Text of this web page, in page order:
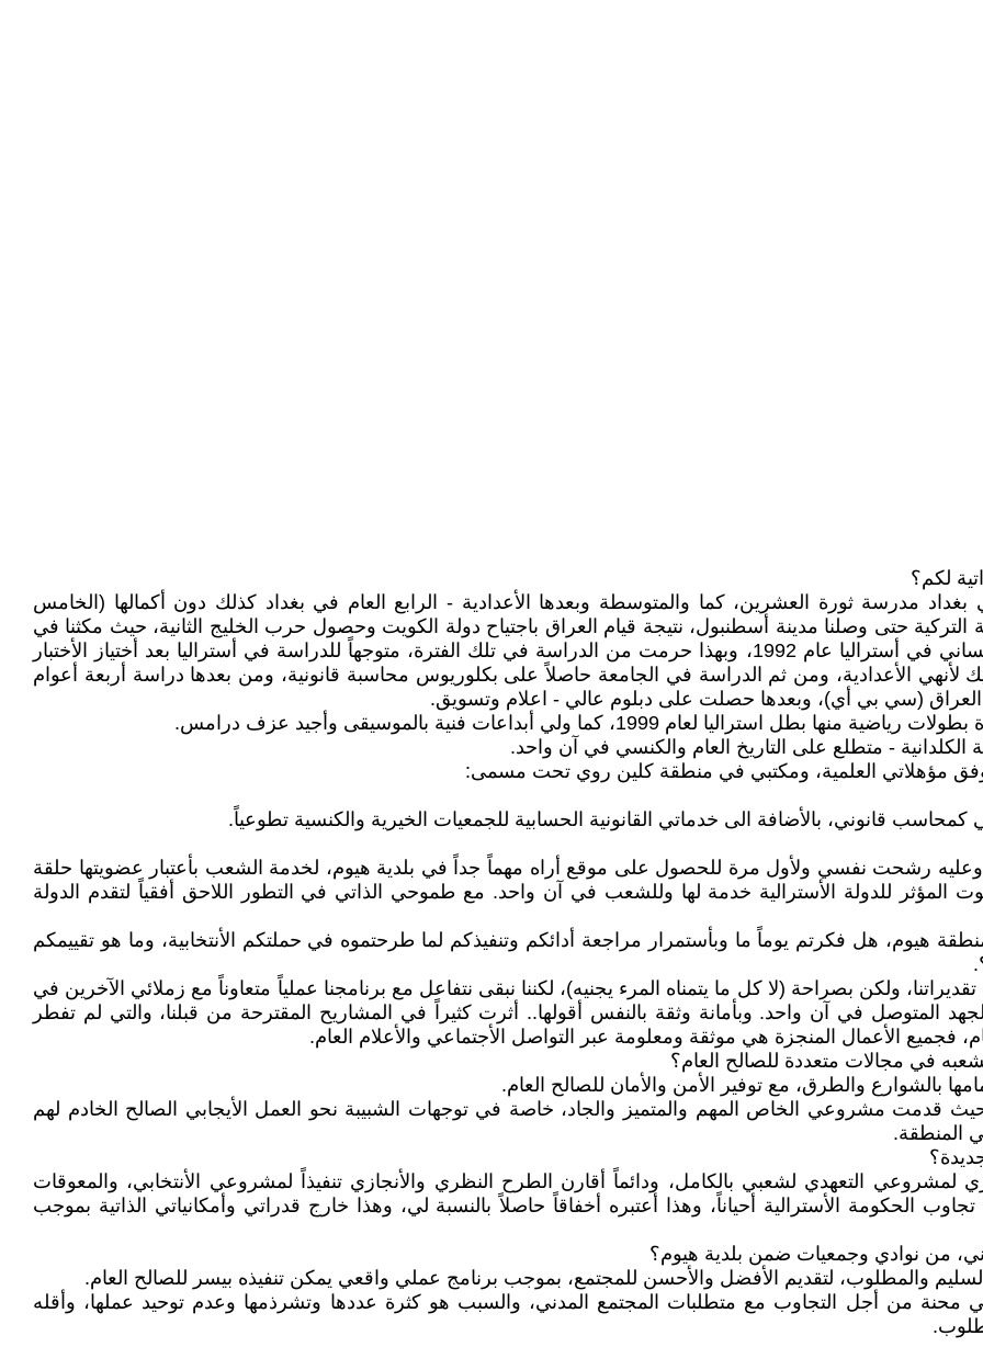
الأبتدائية في بغداد مدرسة ثورة العشرين، كما والمتوسطة وبعدها الأعدادية - الرابع العام في بغداد كذلك دون أكمالها (الخامس
التركية حتى وصلنا مدينة أسطنبول، نتيجة قيام العراق باجتياح دولة الكويت وحصول حرب الخليج الثانية، حيث مكثنا في
أسطنبول لمدة أكثر من عامين، حتى حصولنا على اللجوء الأنساني في أستراليا عام 1992، وبهذا حرمت من الدراسة في تلك الفترة، متوجهاً للدراسة في أستراليا بعد أختياز الأختبار
لأنهي الأعدادية، ومن ثم الدراسة في الجامعة حاصلاً على بكلوريوس محاسبة قانونية، ومن بعدها دراسة أربعة أعوام
(سي بي أي)، وبعدها حصلت على دبلوم عالي - اعلام وتسويق.
1999، كما ولي أبداعات فنية بالموسيقى وأجيد عزف درامس.
الكلدانية - متطلع على التاريخ العام والكنسي في آن واحد.
مؤهلاتي العلمية، ومكتبي في منطقة كلين روي تحت مسمى:
قانوني، بالأضافة الى خدماتي القانونية الحسابية للجمعيات الخيرية والكنسية تطوعياً.
رشحت نفسي ولأول مرة للحصول على موقع أراه مهماً جداً في بلدية هيوم، لخدمة الشعب بأعتبار عضويتها حلقة
للدولة الأسترالية خدمة لها وللشعب في آن واحد. مع طموحي الذاتي في التطور اللاحق أفقياً لتقدم الدولة
هيوم، هل فكرتم يوماً ما وبأستمرار مراجعة أدائكم وتنفيذكم لما طرحتموه في حملتكم الأنتخابية، وما هو تقييمكم
ولكن بصراحة (لا كل ما يتمناه المرء يجنيه)، لكننا نبقى نتفاعل مع برنامجنا عملياً متعاوناً مع زملائي الآخرين في
المتوصل في آن واحد. وبأمانة وثقة بالنفس أقولها.. أثرت كثيراً في المشاريح المقترحة من قبلنا، والتي لم تفطر
فجميع الأعمال المنجزة هي موثقة ومعلومة عبر التواصل الأجتماعي والأعلام العام.
بالشوارع والطرق، مع توفير الأمن والأمان للصالح العام.
قدمت مشروعي الخاص المهم والمتميز والجاد، خاصة في توجهات الشبيبة نحو العمل الأيجابي الصالح الخادم لهم
المنطقة.
التعهدي لشعبي بالكامل، ودائماً أقارن الطرح النظري والأنجازي تنفيذاً لمشروعي الأنتخابي، والمعوقات
الحكومة الأسترالية أحياناً، وهذا أعتبره أخفاقاً حاصلاً بالنسبة لي، وهذا خارج قدراتي وأمكانياتي الذاتية بموجب
والمطلوب، لتقديم الأفضل والأحسن للمجتمع، بموجب برنامج عملي واقعي يمكن تنفيذه بيسر للصالح العام.
محنة من أجل التجاوب مع متطلبات المجتمع المدني، والسبب هو كثرة عددها وتشرذمها وعدم توحيد عملها، وأقله